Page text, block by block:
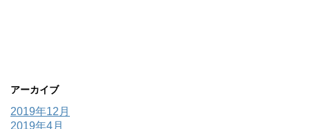
アーカイブ
2019年12月
2019年4月